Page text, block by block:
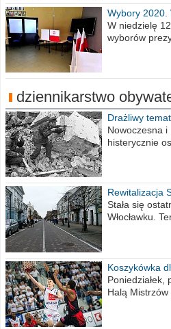
Wybory 2020.
procent
W niedzielę
wyborów
dziennikarstwo
Drażliwy
Nowoczesna
histerycznie
Rewitalizacja
Stała się
Włocławku.
Koszykówka
Poniedziałek,
Halą Mistrzów